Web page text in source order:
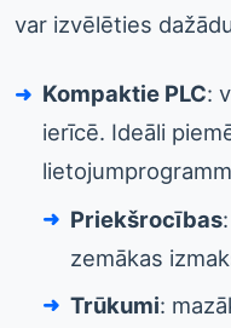
var izvēlēties
Kompaktie PLC:
ierīcē. Ideāli
Priekšrocības
zemākas
Trūkumi: